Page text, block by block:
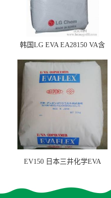
韩国LG EVA EA28150 VA含
EV150 日本三井化学EVA